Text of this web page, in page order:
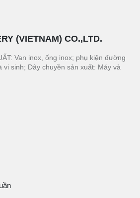
(VIETNAM) CO.,LTD.
Van inox, ống inox; phụ kiện đường
vi sinh; Dây chuyền sản xuất: Máy và